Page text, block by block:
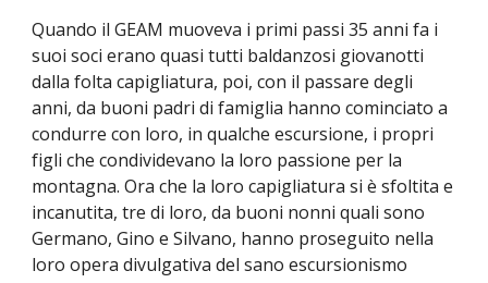
Quando il GEAM muoveva i primi passi 35 anni fa i
suoi soci erano quasi tutti baldanzosi giovanotti
dalla folta capigliatura, poi, con il passare degli
anni, da buoni padri di famiglia hanno cominciato a
condurre con loro, in qualche escursione, i propri
figli che condividevano la loro passione per la
montagna. Ora che la loro capigliatura si è sfoltita e
incanutita, tre di loro, da buoni nonni quali sono
Germano, Gino e Silvano, hanno proseguito nella
loro opera divulgativa del sano escursionismo